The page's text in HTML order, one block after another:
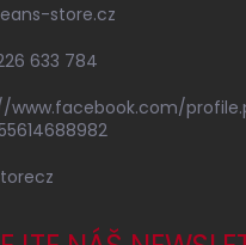
store.cz
633 784
www.facebook.com/